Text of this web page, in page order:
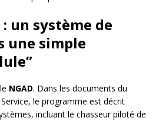
: un système de
une simple
NGAD. Dans les documents du
le programme est décrit
incluant le chasseur piloté de